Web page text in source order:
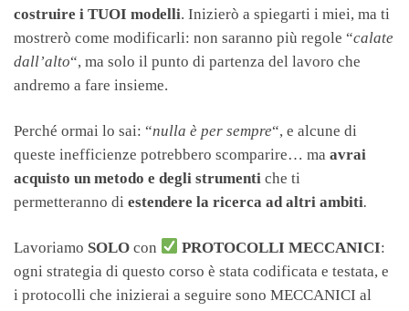
costruire i TUOI modelli. Inizierò a spiegarti i miei, ma ti
mostrerò come modificarli: non saranno più regole “calate
dall’alto“, ma solo il punto di partenza del lavoro che
andremo a fare insieme.
Perché ormai lo sai: “nulla è per sempre“, e alcune di
queste inefficienze potrebbero scomparire… ma avrai
acquisto un metodo e degli strumenti che ti
permetteranno di estendere la ricerca ad altri ambiti.
Lavoriamo SOLO con PROTOCOLLI MECCANICI:
ogni strategia di questo corso è stata codificata e testata, e
i protocolli che inizierai a seguire sono MECCANICI al